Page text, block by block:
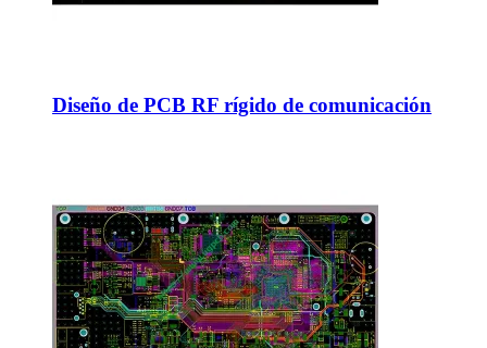
Diseño de PCB RF rígido de comunicación